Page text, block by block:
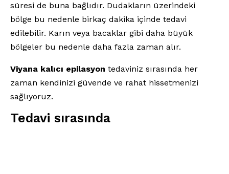
süresi de buna bağlıdır. Dudakların üzerindeki
bölge bu nedenle birkaç dakika içinde tedavi
edilebilir. Karın veya bacaklar gibi daha büyük
bölgeler bu nedenle daha fazla zaman alır.
Viyana kalıcı epilasyon tedaviniz sırasında her
zaman kendinizi güvende ve rahat hissetmenizi
sağlıyoruz.
Tedavi sırasında